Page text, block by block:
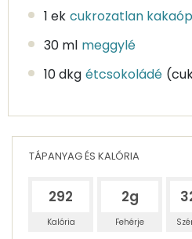
1 ek cukrozatlan
30 ml meggylé
10 dkg étcsokoládé
TÁPANYAG ÉS KALÓRIA
292
Kalória
2g
Fehérje